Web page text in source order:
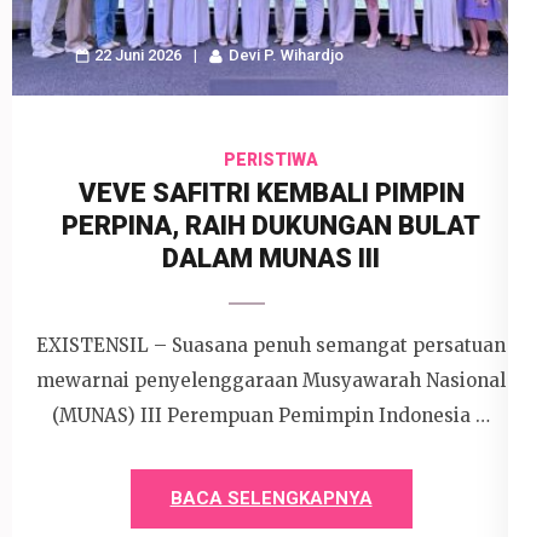
22 Juni 2026 Devi P. Wihardjo
PERISTIWA
VEVE SAFITRI KEMBALI PIMPIN
PERPINA, RAIH DUKUNGAN BULAT
DALAM MUNAS III
EXISTENSIL – Suasana penuh semangat persatuan
mewarnai penyelenggaraan Musyawarah Nasional
(MUNAS) III Perempuan Pemimpin Indonesia …
BACA SELENGKAPNYA